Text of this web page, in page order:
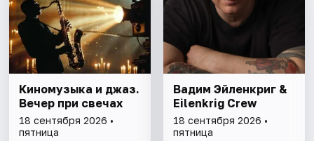
Киномузыка и джаз.
Вечер при свечах
18 сентября 2026 •
пятница
Вадим Эйленкриг &
Eilenkrig Crew
18 сентября 2026 •
пятница